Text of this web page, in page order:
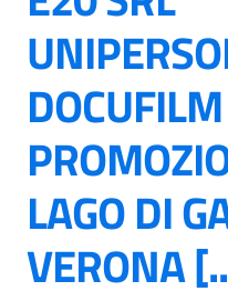
DOCUFILM
LAGO DI
VERONA